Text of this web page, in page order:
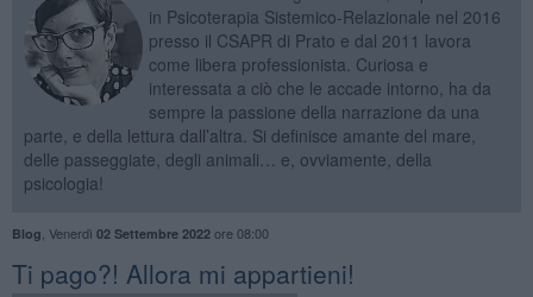
in Psicoterapia Sistemico-Relazionale nel 2016
presso il CSAPR di Prato e dal 2011 lavora
come libera professionista. Curiosa e
interessata a ciò che le accade intorno, ha da
sempre la passione della narrazione da una
parte, e della lettura dall’altra. Si definisce amante del mare,
delle passeggiate, degli animali… e, ovviamente, della
psicologia!
Blog Venerdì 02 Settembre 2022ore 08:00
​Ti pago?! Allora mi appartieni!​